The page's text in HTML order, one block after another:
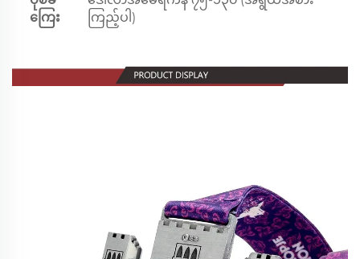
ကြေး
ကြည့်ပါ)